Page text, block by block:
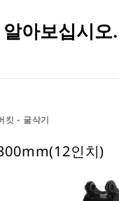
알아보십시오.
킷 - 굴삭기
인치)